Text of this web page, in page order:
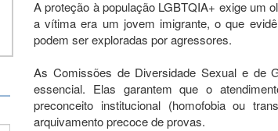
A proteção à população LGBTQIA+ exige um
a vítima era um jovem imigrante, o que
podem ser exploradas por agressores.
As Comissões de Diversidade Sexual e de
essencial. Elas garantem que o
preconceito institucional (homofobia ou
arquivamento precoce de provas.